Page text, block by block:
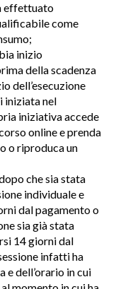
effettuato
come
inizio
della scadenza
dell’esecuzione
iniziata nel
iniziativa accede
online e prenda
o riproduca un
che sia stata
individuale e
dal pagamento o
sia già stata
14 giorni dal
infatti ha
e dell’orario in cui